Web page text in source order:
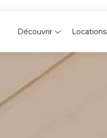
Découvrir Locations